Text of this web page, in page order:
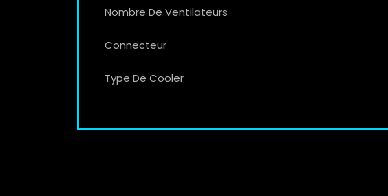
Nombre De Ventilateurs
Connecteur
Type De Cooler